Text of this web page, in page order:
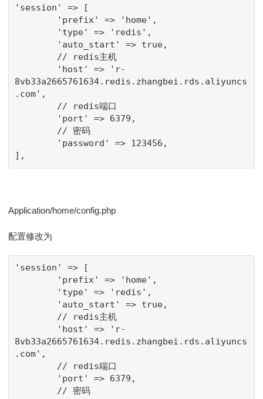
'session' => [
'prefix' => 'home',
'type' => 'redis',
'auto_start' => true,
// redis主机
'host' => 'r-
8vb33a2665761634.redis.zhangbei.rds.aliyuncs
.com',
// redis端口
'port' => 6379,
// 密码
'password' => 123456,
],
Application/home/config.php
配置修改为
'session' => [
'prefix' => 'home',
'type' => 'redis',
'auto_start' => true,
// redis主机
'host' => 'r-
8vb33a2665761634.redis.zhangbei.rds.aliyuncs
.com',
// redis端口
'port' => 6379,
// 密码